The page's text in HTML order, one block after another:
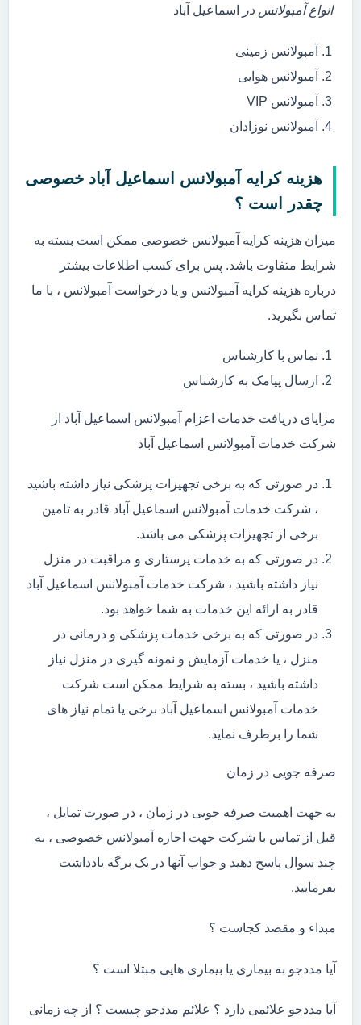
انواع آمبولانس در اسماعیل آباد
آمبولانس زمینی
آمبولانس هوایی
آمبولانس VIP
آمبولانس نوزادان
هزینه کرایه آمبولانس اسماعیل آباد خصوصی
چقدر است ؟
میزان هزینه کرایه آمبولانس خصوصی ممکن است بسته به
شرایط متفاوت باشد. پس برای کسب اطلاعات بیشتر
درباره هزینه کرایه آمبولانس و یا درخواست آمبولانس ، با ما
تماس بگیرید.
تماس با کارشناس
ارسال پیامک به کارشناس
مزایای دریافت خدمات اعزام آمبولانس اسماعیل آباد از
شرکت خدمات آمبولانس اسماعیل آباد
در صورتی که به برخی تجهیزات پزشکی نیاز داشته باشید
، شرکت خدمات آمبولانس اسماعیل آباد قادر به تامین
برخی از تجهیزات پزشکی می باشد.
در صورتی که به خدمات پرستاری و مراقبت در منزل
نیاز داشته باشید ، شرکت خدمات آمبولانس اسماعیل آباد
قادر به ارائه این خدمات به شما خواهد بود.
در صورتی که به برخی خدمات پزشکی و درمانی در
منزل ، یا خدمات آزمایش و نمونه گیری در منزل نیاز
داشته باشید ، بسته به شرایط ممکن است شرکت
خدمات آمبولانس اسماعیل آباد برخی یا تمام نیاز های
شما را برطرف نماید.
صرفه جویی در زمان
به جهت اهمیت صرفه جویی در زمان ، در صورت تمایل ،
قبل از تماس با شرکت جهت اجاره آمبولانس خصوصی ، به
چند سوال پاسخ دهید و جواب آنها در یک برگه یادداشت
بفرمایید.
مبداء و مقصد کجاست ؟
آیا مددجو به بیماری یا بیماری هایی مبتلا است ؟
آیا مددجو علائمی دارد ؟ علائم مددجو چیست ؟ از چه زمانی